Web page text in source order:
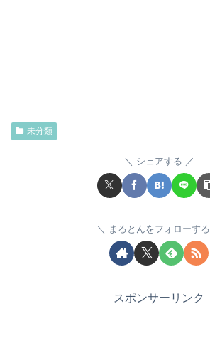
未分類
シェアする
まるとんをフォローする
スポンサーリンク